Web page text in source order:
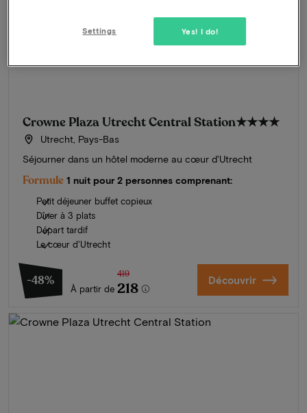
Crowne Plaza Utrecht Central Station★★★★
Utrecht, Pays-Bas
Séjourner dans un hôtel moderne au cœur d'Utrecht
Formule 1 nuit pour 2 personnes comprenant:
Petit déjeuner buffet copieux
Dîner à 3 plats
Départ tardif
Le cœur d'Utrecht
-48%
À partir de
419
218 Découvrir
Yes! I do!
Settings